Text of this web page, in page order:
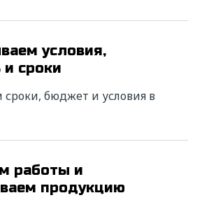
условия,
и сроки
бюджет и условия в
работы и
продукцию